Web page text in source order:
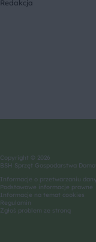
Redakcja
Copyright © 2026
BSH Sprzęt Gospodarstwa
Informacje o przetwarzaniu
Podstawowe informacje prawne
Informacje na temat cookies
Regulamin
Zgłoś problem ze stroną